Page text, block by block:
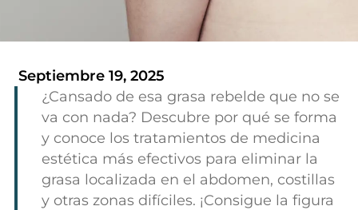
Septiembre 19, 2025
¿Cansado de esa grasa rebelde que no se
va con nada? Descubre por qué se forma
y conoce los tratamientos de medicina
estética más efectivos para eliminar la
grasa localizada en el abdomen, costillas
y otras zonas difíciles. ¡Consigue la figura